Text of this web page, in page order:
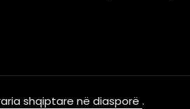
shqiptare në diasporë .